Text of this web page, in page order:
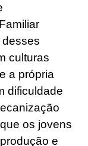
culturas
a própria
dificuldade
os jovens
e